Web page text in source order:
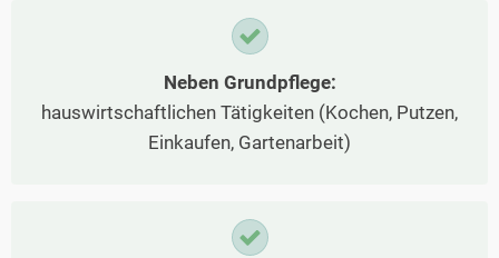
Neben Grundpflege:
hauswirtschaftlichen Tätigkeiten (Kochen, Putzen,
Einkaufen, Gartenarbeit)